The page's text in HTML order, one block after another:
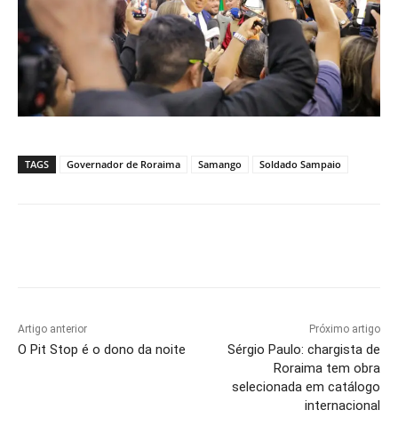
TAGS Governador de Roraima Samango Soldado Sampaio
Artigo anterior
O Pit Stop é o dono da noite
Próximo artigo
Sérgio Paulo: chargista de
Roraima tem obra
selecionada em catálogo
internacional